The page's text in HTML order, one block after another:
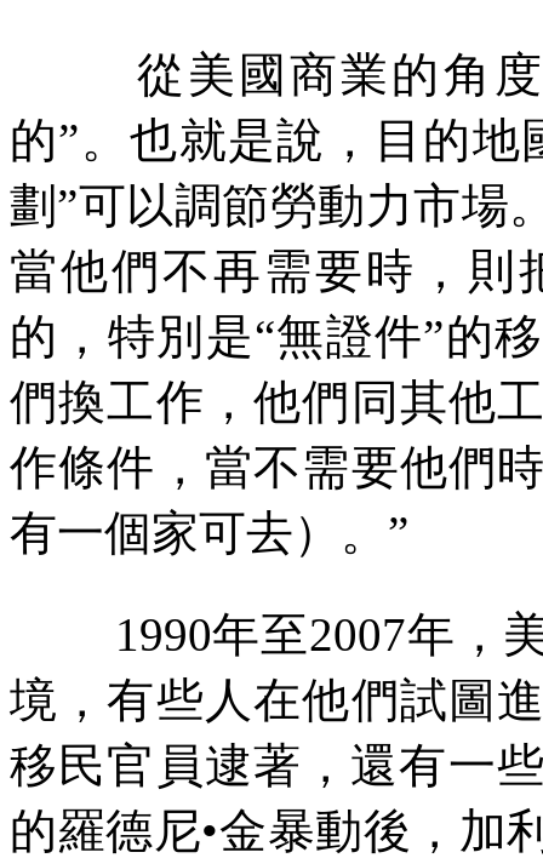
從美國商業的角
的”。也就是說，目的
劃”可以調節勞動力市場
當他們不再需要時，則
的，特別是“無證件”的
們換工作，他們同其他
作條件，當不需要他們
有一個家可去）。”
1990年至2007年，
境，有些人在他們試圖
移民官員逮著，還有一
的羅德尼•金暴動後，加